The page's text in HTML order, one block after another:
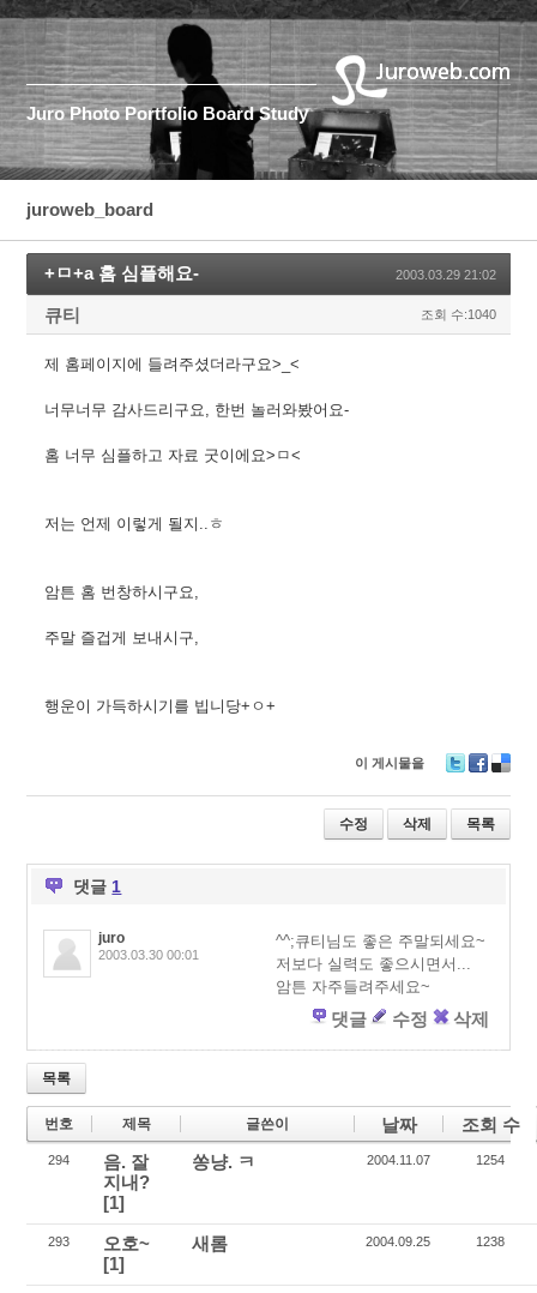
Juro Photo Portfolio Board Study
juroweb_board
+ㅁ+a 홈 심플해요- 2003.03.29 21:02
큐티 조회 수:1040
제 홈페이지에 들려주셨더라구요>_<
너무너무 감사드리구요, 한번 놀러와봤어요-
홈 너무 심플하고 자료 굿이에요>ㅁ<
저는 언제 이렇게 될지..ㅎ
암튼 홈 번창하시구요,
주말 즐겁게 보내시구,
행운이 가득하시기를 빕니당+ㅇ+
이 게시물을
wi
er
ac
e
b
eli
ci
o
수정 삭제 목록
댓글 1
juro
2003.03.30 00:01
^^;큐티님도 좋은 주말되세요~
저보다 실력도 좋으시면서...
암튼 자주들려주세요~
댓글 수정 삭제
목록
번호 제목 글쓴이 날짜 조회 수
294
음. 잘
지내?
[1]
쏭냥. ㅋ 2004.11.07 1254
293
오호~
[1]
새롬 2004.09.25 1238